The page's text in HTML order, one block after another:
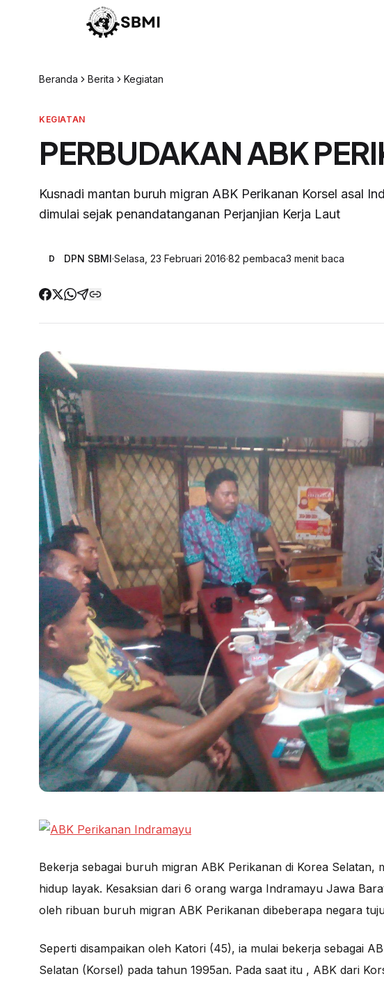
Beranda Berita Kegiatan
KEGIATAN
PERBUDAKAN ABK
Kusnadi mantan buruh migran ABK Perikanan Korsel asal
dimulai sejak penandatanganan Perjanjian Kerja Laut
D DPN SBMI·Selasa, 23 Februari 2016·82 pembaca3 menit baca
Bekerja sebagai buruh migran ABK Perikanan di Korea Selatan,
hidup layak. Kesaksian dari 6 orang warga Indramayu Jawa
oleh ribuan buruh migran ABK Perikanan dibeberapa negara
Seperti disampaikan oleh Katori (45), ia mulai bekerja sebagai
Selatan (Korsel) pada tahun 1995an. Pada saat itu , ABK dari